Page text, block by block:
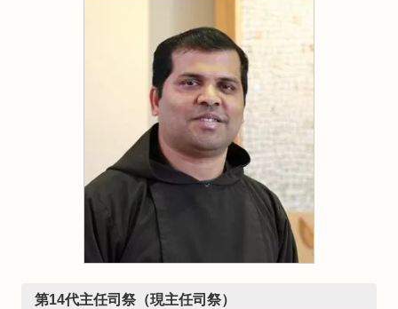
第14代主任司祭（現主任司祭）